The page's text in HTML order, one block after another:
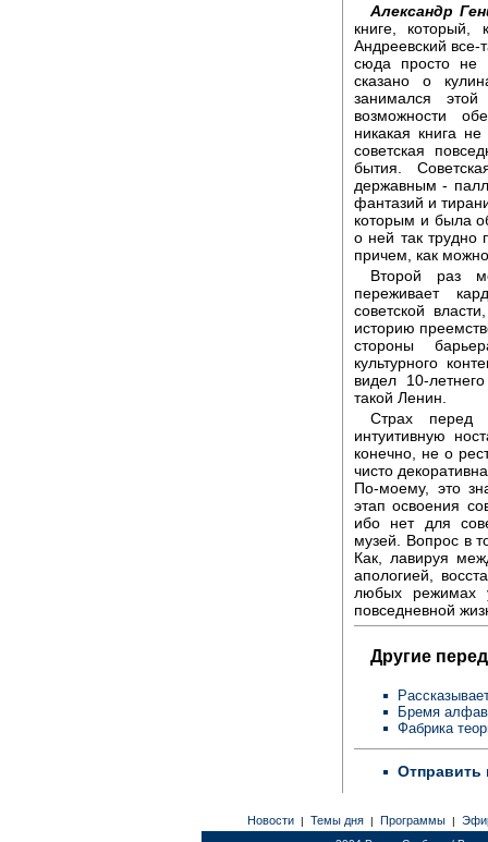
Александр
книге, который,
Андреевский
сюда просто не
сказано о
занимался
возможности
никакая книга
советская
бытия.
державным -
фантазий и
которым и была
о ней так трудно
причем, как
Второй раз
переживает
советской
историю
стороны
культурного
видел 10-
такой Ленин.
Страх перед
интуитивную
конечно, не о
чисто
По-моему, это
этап освоения
ибо нет для
музей. Вопрос в
Как, лавируя
апологией,
любых режимах
повседневной
Другие
Бремя
Фабрика
Отправить
Новости | Темы дня | Программы |